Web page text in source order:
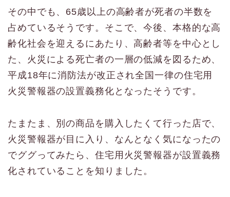
その中でも、65歳以上の高齢者が死者の半数を
占めているそうです。そこで、今後、本格的な高
齢化社会を迎えるにあたり、高齢者等を中心とし
た、火災による死亡者の一層の低減を図るため、
平成18年に消防法が改正され全国一律の住宅用
火災警報器の設置義務化となったそうです。
たまたま、別の商品を購入したくて行った店で、
火災警報器が目に入り、なんとなく気になったの
でググってみたら、住宅用火災警報器が設置義務
化されていることを知りました。